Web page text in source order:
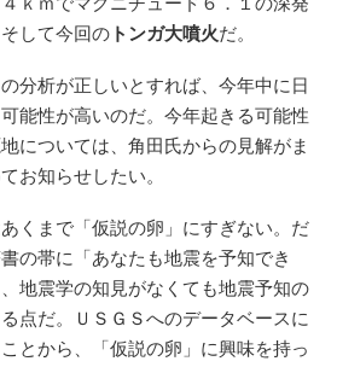
して今回の トンガ大噴火だ。
分析が正しいとすれば、今年中に日
能性が高いのだ。今年起きる可能性
については、角田氏からの見解がま
お知らせしたい。
くまで「仮説の卵」にすぎない。だ
の帯に「あなたも地震を予知でき
地震学の知見がなくても地震予知の
点だ。ＵＳＧＳへのデータベースに
とから、「仮説の卵」に興味を持っ